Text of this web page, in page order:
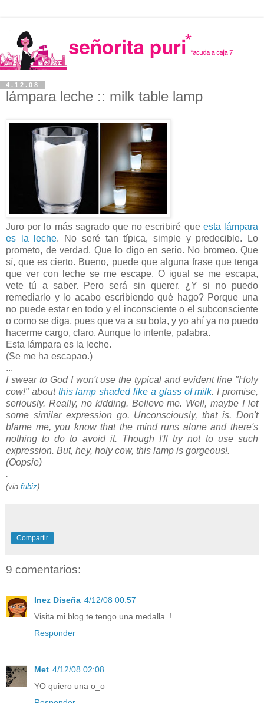
4.12.08
lámpara leche :: milk table lamp
Juro por lo más sagrado que no escribiré que esta lámpara
es la leche. No seré tan típica, simple y predecible. Lo
prometo, de verdad. Que lo digo en serio. No bromeo. Que
sí, que es cierto. Bueno, puede que alguna frase que tenga
que ver con leche se me escape. O igual se me escapa,
vete tú a saber. Pero será sin querer. ¿Y si no puedo
remediarlo y lo acabo escribiendo qué hago? Porque una
no puede estar en todo y el inconsciente o el subconsciente
o como se diga, pues que va a su bola, y yo ahí ya no puedo
hacerme cargo, claro. Aunque lo intente, palabra.
Esta lámpara es la leche.
(Se me ha escapao.)
...
I swear to God I won't use the typical and evident line "Holy
cow!" about this lamp shaded like a glass of milk. I promise,
seriously. Really, no kidding. Believe me. Well, maybe I let
some similar expression go. Unconsciously, that is. Don't
blame me, you know that the mind runs alone and there's
nothing to do to avoid it. Though I'll try not to use such
expression. But, hey, holy cow, this lamp is gorgeous!.
(Oopsie)
.
(via fubiz)
Compartir
9 comentarios:
Inez Diseña 4/12/08 00:57
Visita mi blog te tengo una medalla..!
Responder
Met 4/12/08 02:08
YO quiero una o_o